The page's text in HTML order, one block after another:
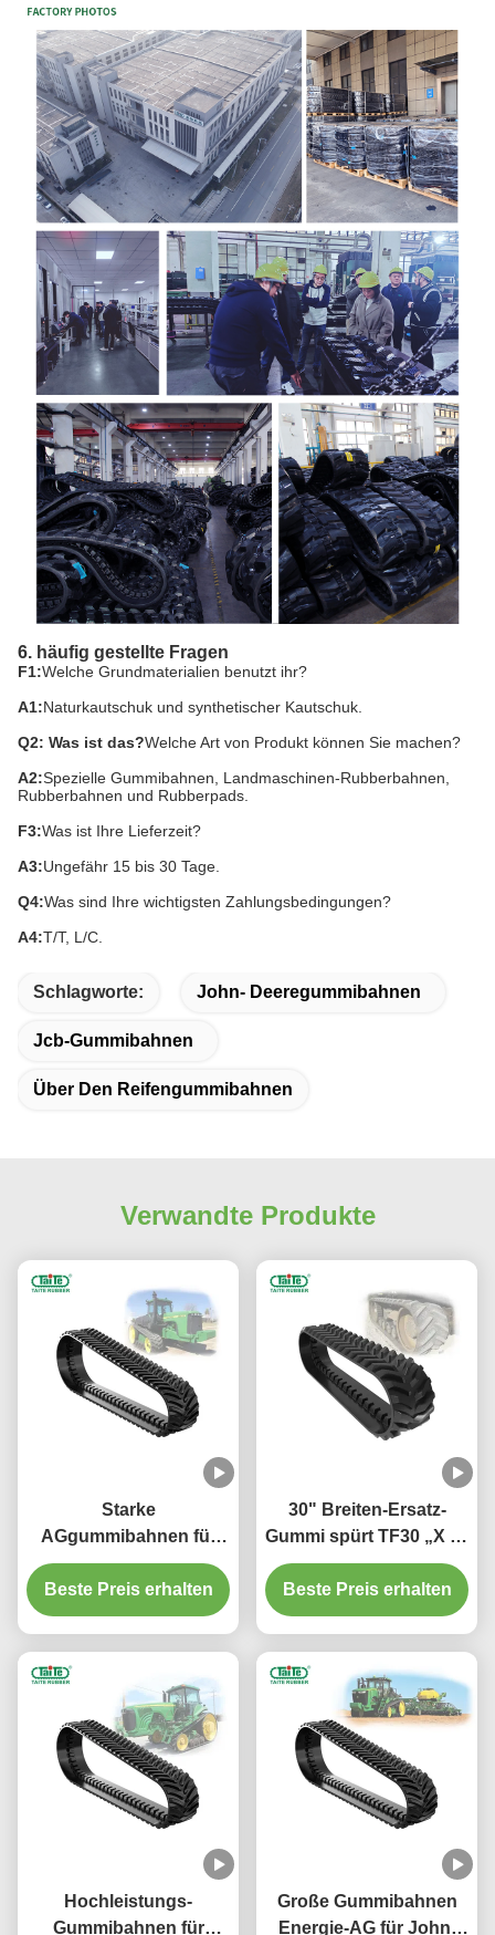
6. häufig gestellte Fragen
F1:Welche Grundmaterialien benutzt ihr?
A1:Naturkautschuk und synthetischer Kautschuk.
Q2: Was ist das?Welche Art von Produkt können Sie machen?
A2:Spezielle Gummibahnen, Landmaschinen-Rubberbahnen,
Rubberbahnen und Rubberpads.
F3:Was ist Ihre Lieferzeit?
A3:Ungefähr 15 bis 30 Tage.
Q4:Was sind Ihre wichtigsten Zahlungsbedingungen?
A4:T/T, L/C.
Schlagworte: John- Deeregummibahnen
Jcb-Gummibahnen
Über Den Reifengummibahnen
Verwandte Produkte
Starke
AGgummibahnen für
John- Deeretraktoren
9000T T36 „X P2- x
49JD-
Beste Preis erhalten
30" Breiten-Ersatz-
Gummi spürt TF30 „X 6"
X 53CC für -
Herausforderer 35 bis
55 mit starkem Schritt-
Beste Preis erhalten
Hochleistungs-
Gummibahnen für
Große Gummibahnen
Energie-AG für John-